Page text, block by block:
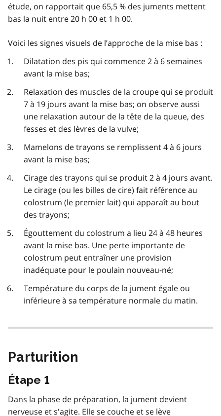
étude, on rapportait que 65,5 % des juments mettent
bas la nuit entre 20 h 00 et 1 h 00.
Voici les signes visuels de l’approche de la mise bas :
Dilatation des pis qui commence 2 à 6 semaines
avant la mise bas;
Relaxation des muscles de la croupe qui se produit
7 à 19 jours avant la mise bas; on observe aussi
une relaxation autour de la tête de la queue, des
fesses et des lèvres de la vulve;
Mamelons de trayons se remplissent 4 à 6 jours
avant la mise bas;
Cirage des trayons qui se produit 2 à 4 jours avant.
Le cirage (ou les billes de cire) fait référence au
colostrum (le premier lait) qui apparaît au bout
des trayons;
Égouttement du colostrum a lieu 24 à 48 heures
avant la mise bas. Une perte importante de
colostrum peut entraîner une provision
inadéquate pour le poulain nouveau-né;
Température du corps de la jument égale ou
inférieure à sa température normale du matin.
Parturition
Étape 1
Dans la phase de préparation, la jument devient
nerveuse et s'agite. Elle se couche et se lève